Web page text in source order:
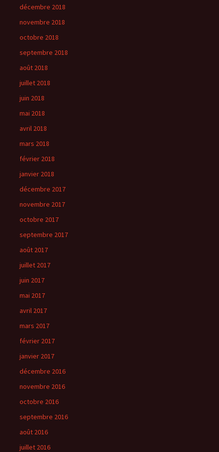
décembre 2018
novembre 2018
octobre 2018
septembre 2018
août 2018
juillet 2018
juin 2018
mai 2018
avril 2018
mars 2018
février 2018
janvier 2018
décembre 2017
novembre 2017
octobre 2017
septembre 2017
août 2017
juillet 2017
juin 2017
mai 2017
avril 2017
mars 2017
février 2017
janvier 2017
décembre 2016
novembre 2016
octobre 2016
septembre 2016
août 2016
juillet 2016